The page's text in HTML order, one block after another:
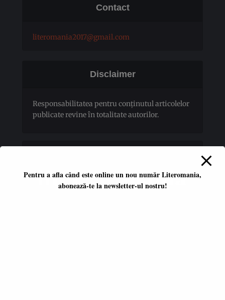
Contact
literomania2017@gmail.com
Disclaimer
Responsabilitatea pentru conţinutul articolelor
publicate revine în totalitate autorilor.
Pentru a afla când este online un nou număr Literomania,
abonează-te la newsletter-ul nostru!